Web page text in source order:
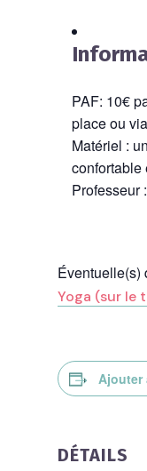
PAF: 10€
place ou
Matériel :
confortable
Professeur :
Éventuelle(s)
Yoga (sur le
Ajouter
DÉTAILS